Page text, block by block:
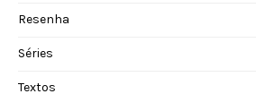
Resenha
Séries
Textos